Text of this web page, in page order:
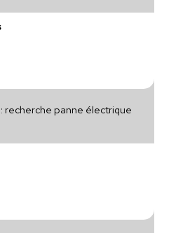
recherche panne électrique